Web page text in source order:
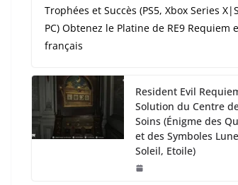
Trophées et Succès (PS5, Xbox Series
PC) Obtenez le Platine de RE9 Requiem
français
Resident Evil
Solution du Centre
Soins (Énigme des
et des Symboles
Soleil, Etoile)